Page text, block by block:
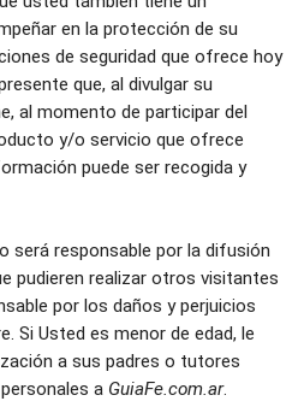
en la protección de su
de seguridad que ofrece hoy
que, al divulgar su
al momento de participar del
y/o servicio que ofrece
puede ser recogida y
será responsable por la difusión
pudieren realizar otros visitantes
por los daños y perjuicios
Si Usted es menor de edad, le
a sus padres o tutores
a GuiaFe.com.ar.